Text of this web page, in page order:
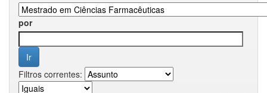
por
Filtros correntes: